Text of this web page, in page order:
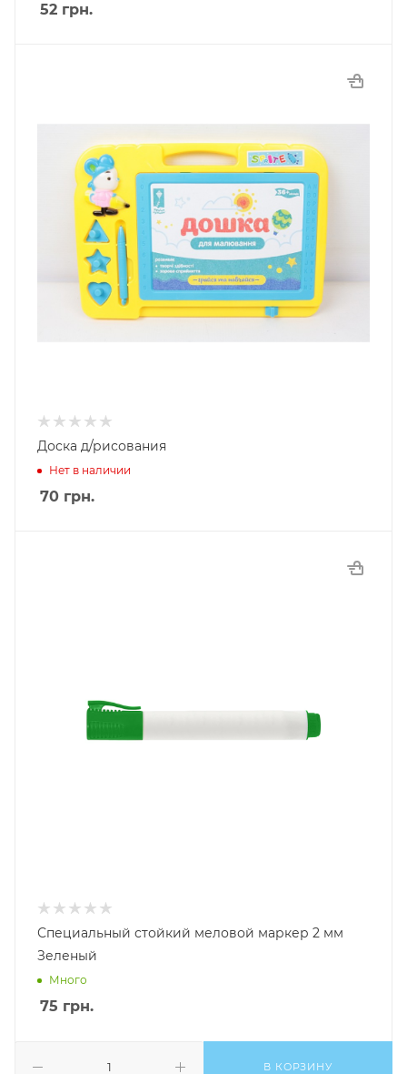
52 грн.
Доска д/рисования
Нет в наличии
70 грн.
Специальный стойкий меловой маркер 2 мм
Зеленый
Много
75 грн.
В КОРЗИНУ